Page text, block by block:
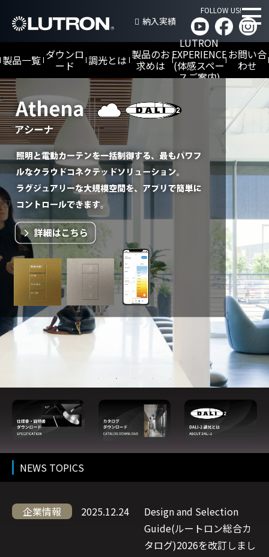
納入実績
FOLLOW US!
製品一覧
Athena
アシーナ
NEW
商
業
設
向
け
HomeWorks NEW
高級住宅向け
myRoomXC
マイルームXC
ホテ
ル客
室向
け
Sivoia
QS/Alena/
Palladiom
シヴォイア / アリー
ナ / パラディウム
電動ウインドー
トリートメント
クアンタム
Quantum
グラフィッ
クアイ QS
GRAFIK
Eye QS
エナジー・ト
ライパック
Energi
エルシーピ
ー128
LCP128
ウォールボックス
Wallbox
グロ
ス仕
上げ
ダウンロ
ード
仕様書／取扱説明書／試験成績書
カタログ
調光とは
LED
調光
とは
DALI-
2調光
とは
製品のお
求めは
LUTRON
EXPERIENCE
(体感スペー
スご案内)
お問い合
わせ
NEWS TOPICS
企業情報 2025.12.24
Design and Selection
Guide(ルートロン総合カ
タログ)2026を改訂しまし